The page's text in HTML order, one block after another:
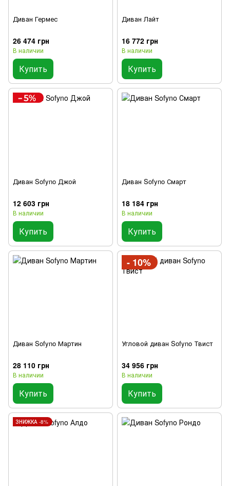
Диван Гермес
26 474 грн
В наличии
Купить
Диван Лайт
16 772 грн
В наличии
Купить
Диван Sofyno Джой
12 603 грн
В наличии
Купить
Диван Sofyno Смарт
18 184 грн
В наличии
Купить
Диван Sofyno Мартин
28 110 грн
В наличии
Купить
- 10%
Угловой диван Sofyno Твист
34 956 грн
В наличии
Купить
ЗНИЖКА -8%